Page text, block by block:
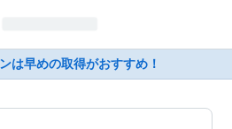
は早めの取得がおすすめ！